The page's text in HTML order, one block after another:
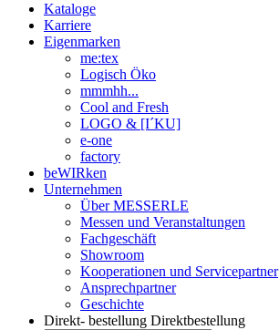
Kataloge
Karriere
Eigenmarken
me:tex
Logisch Öko
mmmhh...
Cool and Fresh
LOGO & [I´KU]
e-one
factory
beWIRken
Unternehmen
Über MESSERLE
Messen und Veranstaltungen
Fachgeschäft
Showroom
Kooperationen und Servicepartner
Ansprechpartner
Geschichte
Direkt- bestellung Direktbestellung